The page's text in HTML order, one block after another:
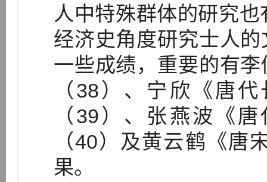
人中特殊群体的研究
经济史角度研究士人
一些成绩，重要的有
（38）、宁欣《唐
（39）、张燕波《
（40）及黄云鹤《唐
果。